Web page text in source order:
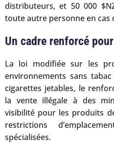
distributeurs, et 50 000
toute autre personne en cas
Un cadre renforcé
La loi modifiée sur les
environnements sans
cigarettes jetables, le
la vente illégale à des
visibilité pour les produits
restrictions
spécialisées.